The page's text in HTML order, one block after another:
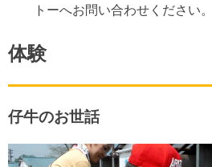
トーへお問い合わせください。
体験
仔牛のお世話